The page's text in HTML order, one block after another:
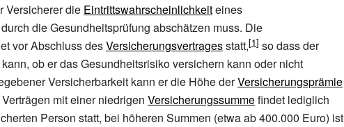
Versicherer die Eintrittswahrscheinlichkeiteines
durch die Gesundheitsprüfung abschätzen muss. Die
vor Abschluss desVersicherungsvertragesstatt,
so dass der
ob er das Gesundheitsrisiko versichern kann oder nicht
Versicherbarkeit kann er die Höhe derVersicherungsprämie
mit einer niedrigen Versicherungssummefindet lediglich
Person statt, bei höheren Summen (etwa ab 400.000 Euro) ist